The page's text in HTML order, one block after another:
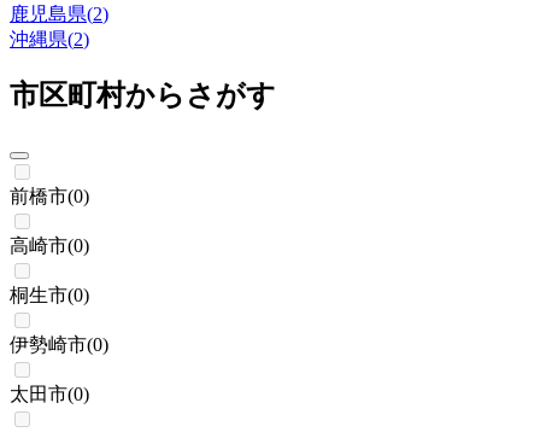
鹿児島県(2)
沖縄県(2)
市区町村からさがす
前橋市(0)
高崎市(0)
桐生市(0)
伊勢崎市(0)
太田市(0)